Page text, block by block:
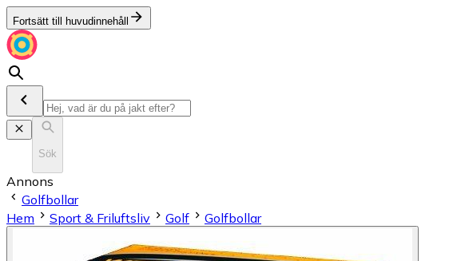
Fortsätt till huvudinnehåll
Sök
Annons
Golfbollar
Hem
Sport & Friluftsliv Golf Golfbollar